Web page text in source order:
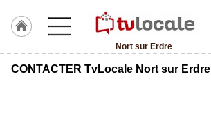
Nort sur Erdre
J'adhère
Hulcoq
CONTACTER TvLocale Nort sur Erdre